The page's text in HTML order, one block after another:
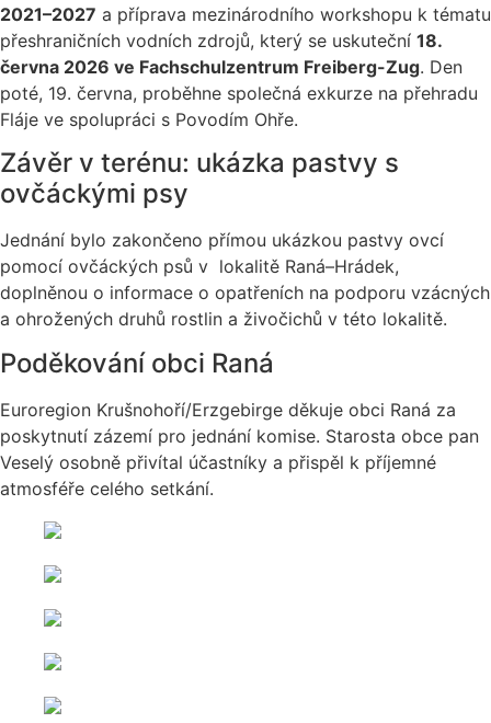
2021–2027 a příprava mezinárodního workshopu k tématu
přeshraničních vodních zdrojů, který se uskuteční 18.
června 2026 ve Fachschulzentrum Freiberg-Zug. Den
poté, 19. června, proběhne společná exkurze na přehradu
Fláje ve spolupráci s Povodím Ohře.
Závěr v terénu: ukázka pastvy s
ovčáckými psy
Jednání bylo zakončeno přímou ukázkou pastvy ovcí
pomocí ovčáckých psů v lokalitě Raná–Hrádek,
doplněnou o informace o opatřeních na podporu vzácných
a ohrožených druhů rostlin a živočichů v této lokalitě.
Poděkování obci Raná
Euroregion Krušnohoří/Erzgebirge děkuje obci Raná za
poskytnutí zázemí pro jednání komise. Starosta obce pan
Veselý osobně přivítal účastníky a přispěl k příjemné
atmosféře celého setkání.